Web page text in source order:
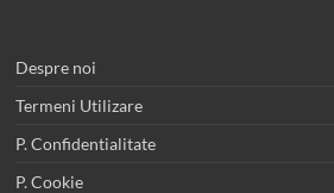
Despre noi
Termeni Utilizare
P. Confidentialitate
P. Cookie